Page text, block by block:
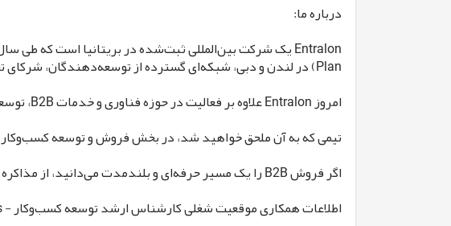
درباره ما:
Plan) در لندن و دبی، شبکه‌ای گسترده از توسعه‌دهندگان، شرکای تجاری و زیرساخت‌های فناوری اختصاصی ایجاد کرده است.
امروز Entralon علاوه بر فعالیت در حوزه فناوری و خدمات B2B، توسعه و راه‌اندازی پروژه‌های بین‌المللی جدید را نیز بر عهده دارد که یکی از مهم‌ترین آن‌ها WREF (World Real Estate Forum) است؛ یک پلتفرم و مجمع بین‌المللی که با هدف گردهم آوردن رهبران صنعت املاک، سرمایه‌گذاران، توسعه‌دهندگان، نهادهای مالی و تصمیم‌گیران دولتی از سراسر جهان شکل گرفته است.
تیمی که به آن ملحق خواهید شد، در بخش فروش و توسعه کسب‌وکار WREF فعالیت می‌کند و مسئول توسعه شبکه اعضا، جذب مشارکت‌های سازمانی و گسترش جامعه حرفه‌ای این رویداد بین‌المللی خواهد بود. این فرصت، امکان همکاری مستقیم با یک تیم بین‌المللی، بازارهای اروپا و خاورمیانه و پروژه‌ای در حال رشد با چشم‌انداز جهانی را فراهم می‌کند.
اگر فروش B2B را یک مسیر حرفه‌ای و بلندمدت می‌دانید، از مذاکره با مدیران و تصمیم‌گیرندگان سازمانی انرژی می‌گیرید و دوست دارید در توسعه یک پروژه بین‌المللی نقش داشته باشید، مشتاق آشنایی با شما هستیم.
اطلاعات همکاری موقعیت شغلی کارشناس ارشد توسعه کسب‌وکار - Membership Director | B2B Sales: